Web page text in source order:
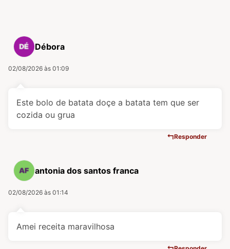
Débora
02/08/2026 às 01:09
Este bolo de batata doçe a batata tem que ser
cozida ou grua
Responder
antonia dos santos franca
02/08/2026 às 01:14
Amei receita maravilhosa